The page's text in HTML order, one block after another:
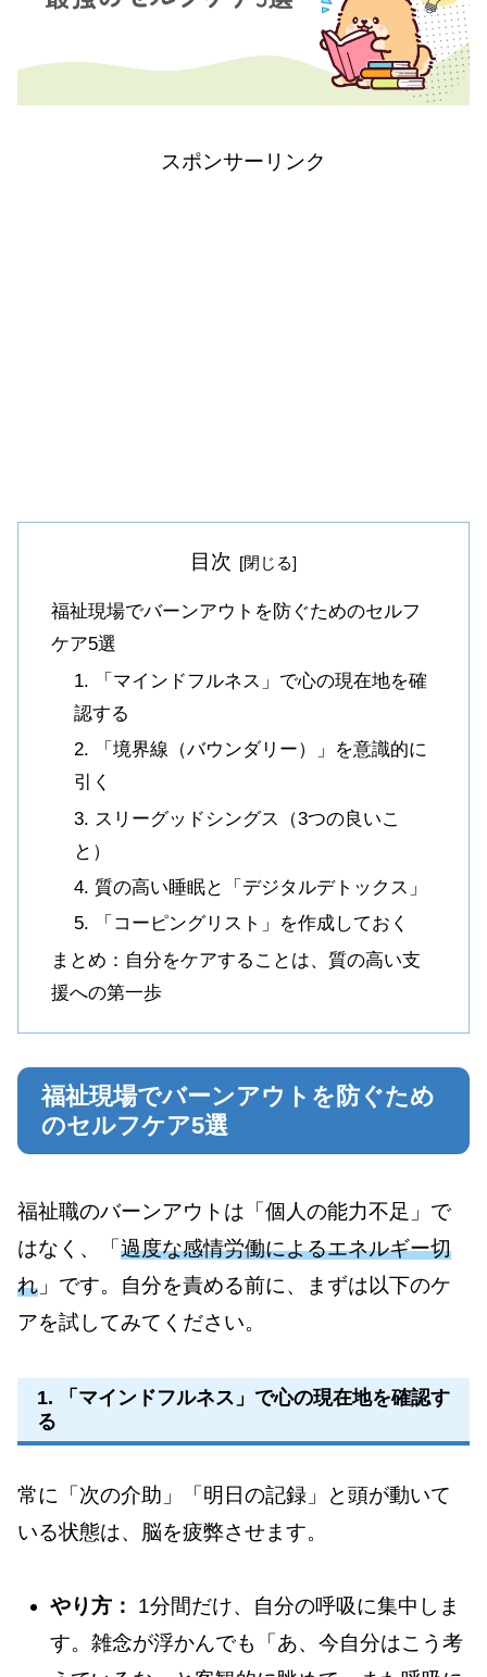
スポンサーリンク
目次
福祉現場でバーンアウトを防ぐためのセルフ
ケア5選
1. 「マインドフルネス」で心の現在地を確
認する
2. 「境界線（バウンダリー）」を意識的に
引く
3. スリーグッドシングス（3つの良いこ
と）
4. 質の高い睡眠と「デジタルデトックス」
5. 「コーピングリスト」を作成しておく
まとめ：自分をケアすることは、質の高い支
援への第一歩
福祉現場でバーンアウトを防ぐため
のセルフケア5選
福祉職のバーンアウトは「個人の能力不足」で
はなく、「過度な感情労働によるエネルギー切
れ 」です。自分を責める前に、まずは以下のケ
アを試してみてください。
1. 「マインドフルネス」で心の現在地を確認す
る
常に「次の介助」「明日の記録」と頭が動いて
いる状態は、脳を疲弊させます。
やり方：
1分間だけ、自分の呼吸に集中しま
す。雑念が浮かんでも「あ、今自分はこう考